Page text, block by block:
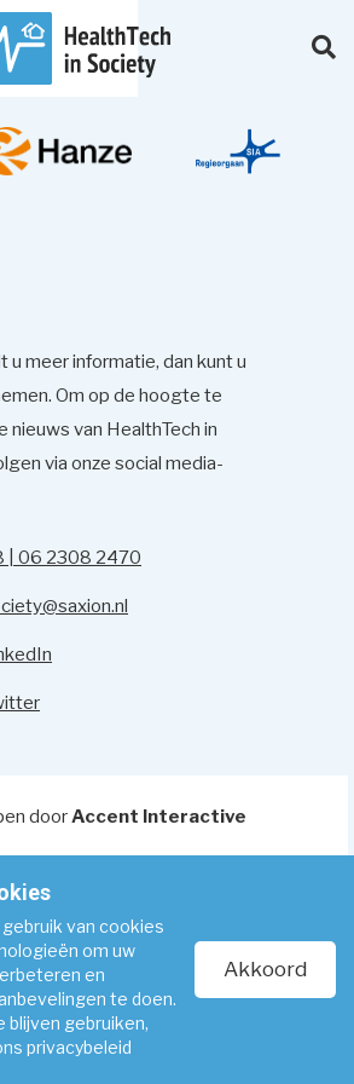
u meer informatie, dan kunt u
Om op de hoogte te
nieuws van HealthTech in
via onze social media-
| 06 2308 2470
doorAccent Interactive
van cookies
om uw
en
te doen.
blijven gebruiken,
privacybeleid
Akkoord